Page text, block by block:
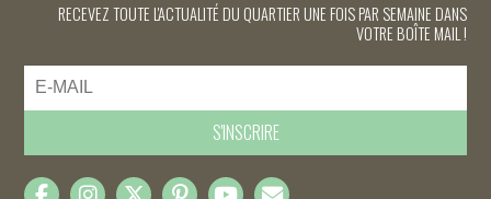
RECEVEZ TOUTE L'ACTUALITÉ DU QUARTIER UNE FOIS PAR SEMAINE DANS
VOTRE BOÎTE MAIL !